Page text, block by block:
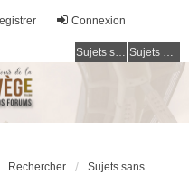
Connexion
Sujets sans réponse Sujets actifs
Rechercher Sujets sans réponse